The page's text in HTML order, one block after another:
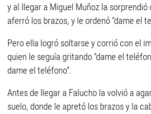
y al llegar a Miguel Muñoz la sorprendió
aferró los brazos, y le ordenó “dame el
Pero ella logró soltarse y corrió con el
quien le seguía gritando “dame el
dame el teléfono”.
Antes de llegar a Falucho la volvió a
suelo, donde le apretó los brazos y la